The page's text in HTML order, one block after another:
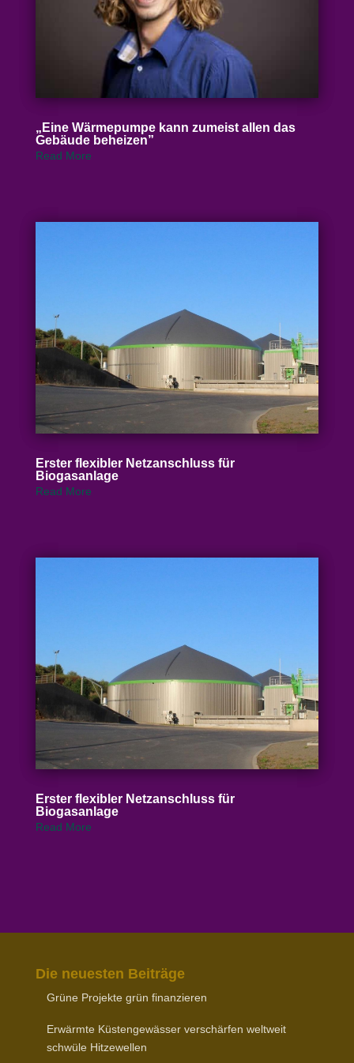
„ Eine Wärme­pumpe kann zumeist allen das
Gebäude beheizen”
Read More
Erster flexibler Netz­an­schluss für
Biogasanlage
Read More
Erster flexibler Netz­an­schluss für
Biogasanlage
Read More
Die neuesten Beiträge
Grüne Projekte grün finanzieren
Erwärmte Küsten­ge­wässer verschärfen weltweit
schwüle Hitzewellen